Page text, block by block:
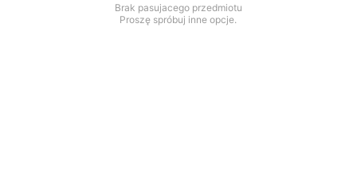
Brak pasujacego przedmiotu
Proszę spróbuj inne opcje.